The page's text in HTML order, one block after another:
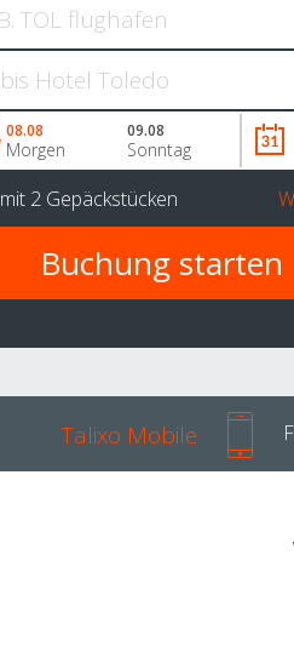
08.08
Morgen
09.08
Sonntag
mit 2 Gepäckstücken
Talixo Mobile